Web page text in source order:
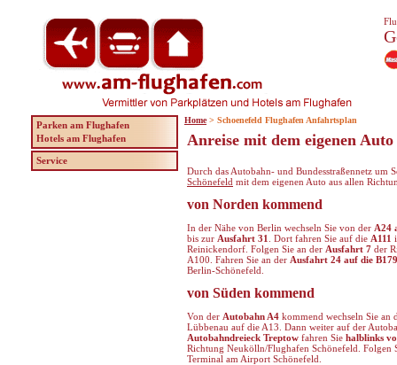
Anreise mit dem eigenen Auto
Durch das Autobahn- und Bundesstraßennetz um
Schönefeld mit dem eigenen Auto aus allen
von Norden kommend
In der Nähe von Berlin wechseln Sie von der A24
bis zur Ausfahrt 31 . Dort fahren Sie auf die A111
Reinickendorf. Folgen Sie an der Ausfahrt 7 der
A100. Fahren Sie an der Ausfahrt 24 auf die B179
Berlin-Schönefeld.
von Süden kommend
Von der Autobahn A4 kommend wechseln Sie an
Lübbenau auf die A13. Dann weiter auf der
Autobahndreieck Treptow fahren Sie halblinks
Richtung Neukölln/Flughafen Schönefeld. Folgen
Terminal am Airport Schönefeld.
Parken am Flughafen
Hotels am Flughafen
Service
Home > Schoenefeld Flughafen Anfahrtsplan